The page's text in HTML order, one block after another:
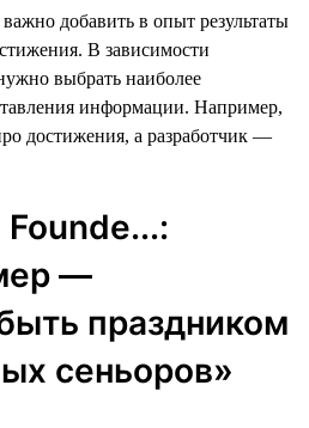
добавить в опыт результаты
В зависимости
выбрать наиболее
информации. Например,
достижения, а разработчик ―
―
праздником
сеньоров»